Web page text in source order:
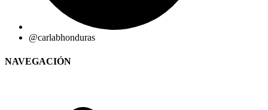
@carlabhonduras
NAVEGACIÓN